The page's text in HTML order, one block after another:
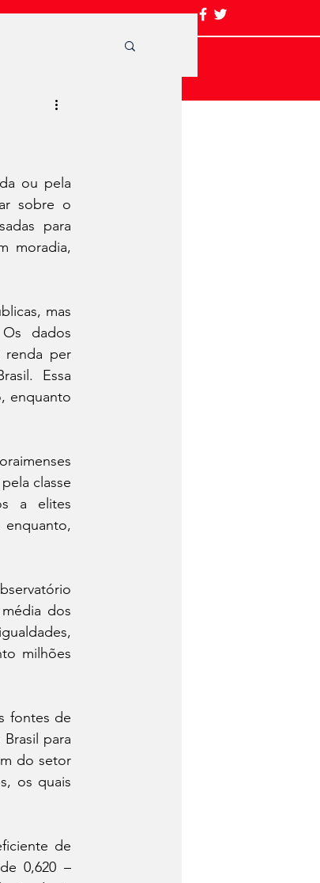
ou pela
sobre o
para
moradia,
mas
dados
renda per
Essa
enquanto
classe
a elites
dos
milhões
fontes de
para
do setor
os quais
de
0,620 –